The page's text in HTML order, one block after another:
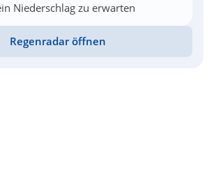
Niederschlag zu erwarten
Regenradar öffnen